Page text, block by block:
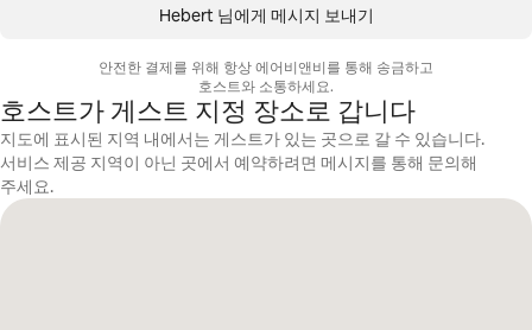
Hebert 님에게 메시지 보내기
안전한 결제를 위해 항상 에어비앤비를 통해 송금하고
호스트와 소통하세요.
호스트가 게스트 지정 장소로 갑니다
지도에 표시된 지역 내에서는 게스트가 있는 곳으로 갈 수 있습니다.
서비스 제공 지역이 아닌 곳에서 예약하려면 메시지를 통해 문의해
주세요.